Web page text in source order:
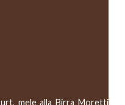
mele alla Birra Moretti